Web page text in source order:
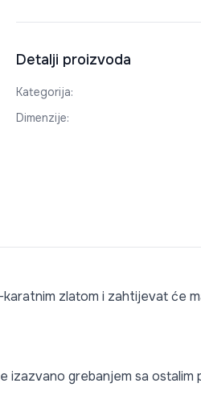
Detalji proizvoda
Kategorija:
Dimenzije:
zlatom i zahtijevat će
izazvano grebanjem sa ostalim